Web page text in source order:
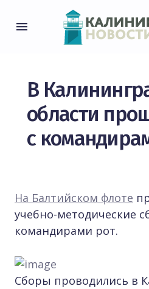
В
области
с
На Балтийском флоте
учебно-методические
командирами рот.
Сборы проводились в